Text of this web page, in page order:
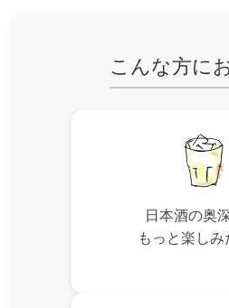
こんな方に
日本酒の奥
もっと楽しみ